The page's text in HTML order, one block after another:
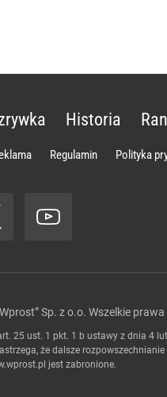
Historia
Regulamin Polityka
Sp. z o.o. Wszelkie
25 ust. 1 pkt. 1 b ustawy z dnia 4
że dalsze rozpowszechnianie
jest zabronione.